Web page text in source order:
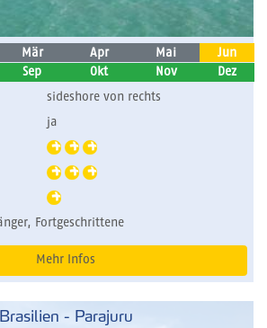
Mär Apr Mai
Jun
Sep Okt Nov
Dez
sideshore von rechts
ja
Fortgeschrittene
Mehr Infos
Brasilien - Parajuru